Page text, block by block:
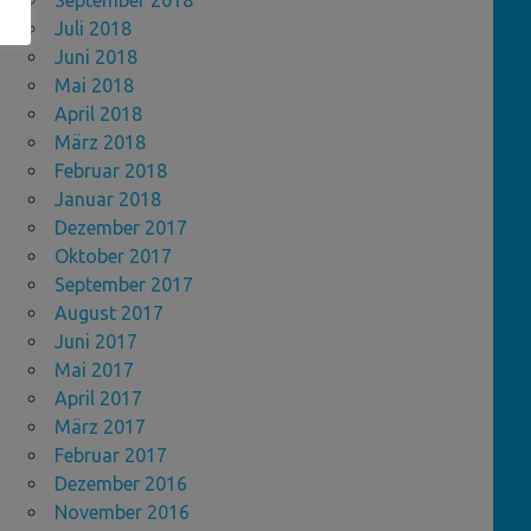
Juli 2018
Juni 2018
Mai 2018
April 2018
März 2018
Februar 2018
Januar 2018
Dezember 2017
Oktober 2017
September 2017
August 2017
Juni 2017
Mai 2017
April 2017
März 2017
Februar 2017
Dezember 2016
November 2016